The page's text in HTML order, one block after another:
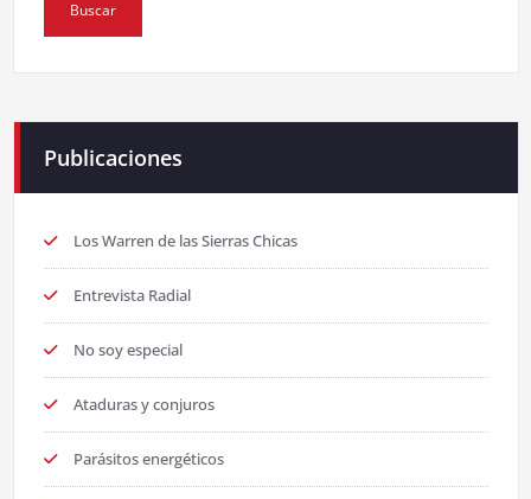
Publicaciones
Los Warren de las Sierras Chicas
Entrevista Radial
No soy especial
Ataduras y conjuros
Parásitos energéticos